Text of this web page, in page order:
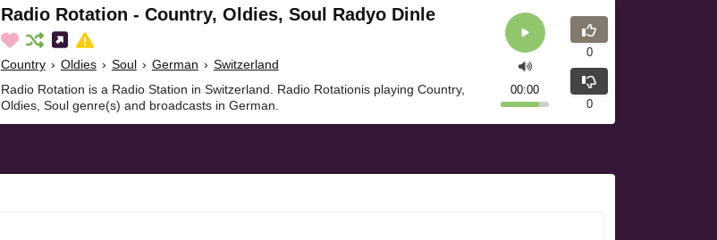
Radio Rotation - Country, Oldies, Soul Radyo Dinle
Country › Oldies › Soul › German › Switzerland
Radio Rotation is a Radio Station in Switzerland. Radio Rotationis playing Country,
Oldies, Soul genre(s) and broadcasts in German.
00:00
0
0